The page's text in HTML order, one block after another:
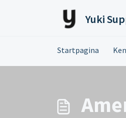
Yuki
Startpagina